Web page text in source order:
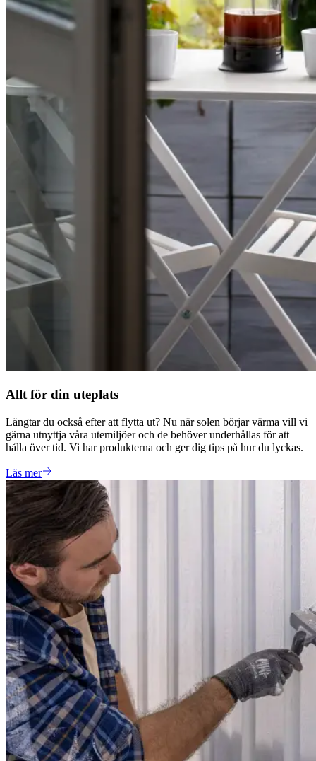
Allt för din uteplats
Längtar du också efter att flytta ut? Nu när solen börjar värma vill vi
gärna utnyttja våra utemiljöer och de behöver underhållas för att
hålla över tid. Vi har produkterna och ger dig tips på hur du lyckas.
Läs mer